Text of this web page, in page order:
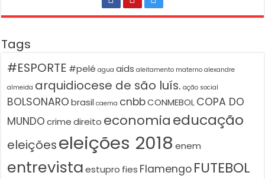
Tags
#ESPORTE #pelé agua aids aleitamento materno alexandre
almeida arquidiocese de são luís. ação social
BOLSONARO brasil caema cnbbCONMEBOLCOPA DO
MUNDO crime direito economiaeducação
eleiçõeseleições 2018 enem
entrevista estupro fies Flamengo FUTEBOL